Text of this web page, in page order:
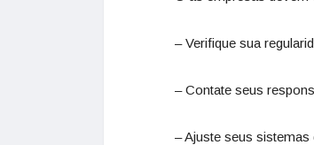
– Verifique sua
– Contate seus
– Ajuste seus